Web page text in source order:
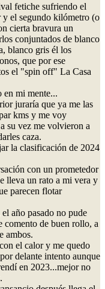
fetiche sufriendo el
el segundo kilómetro (o
cierta bravura un
conjuntados de blanco
blanco gris él los
que por ese
el "spin off" La Casa
en mi mente...
juraría que ya me las
kms y me voy
su vez me volvieron a
caza.
la clasificación de 2024
con un prometedor
lleva un rato a mi vera y
parecen flotar
año pasado no pude
comento de buen rollo, a
ambos.
el calor y me quedo
delante intento aunque
en 2023...mejor no